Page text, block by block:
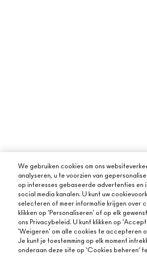
We gebruiken cookies om ons
analyseren, u te voorzien van
op interesses gebaseerde advertenties en
social media kanalen. U kunt uw
selecteren of meer informatie krijgen over
klikken op 'Personaliseren' of op elk
ons Privacybeleid. U kunt klikken op
'Weigeren' om alle cookies te accepteren
Je kunt je toestemming op elk moment
onderaan deze site op ‘Cookies beheren’